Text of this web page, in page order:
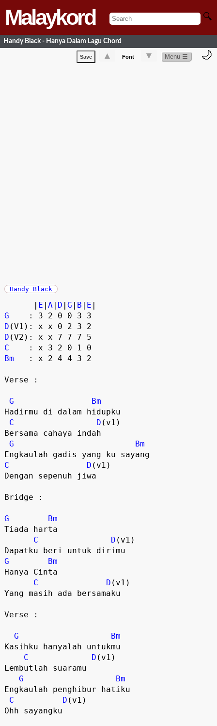
Malaykord 🔍
Handy Black - Hanya Dalam Lagu Chord
Save ▲ Font ▼ Menu ☰ 🌙
Handy Black
| E | A| D | G | B | E |
G : 3 2 0 0 3 3
D (V1): x x 0 2 3 2
D (V2): x x 7 7 7 5
C : x 3 2 0 1 0
Bm : x 2 4 4 3 2
Verse :
G
Bm
Hadirmu di dalam hidupku
C
D (v1)
Bersama cahaya indah
G
Bm
Engkaulah gadis yang ku sayang
C
D (v1)
Dengan sepenuh jiwa
Bridge :
G
Bm
Tiada harta
C
D (v1)
Dapatku beri untuk dirimu
G
Bm
Hanya Cinta
C
D (v1)
Yang masih ada bersamaku
Verse :
G
Bm
Kasihku hanyalah untukmu
C
D (v1)
Lembutlah suaramu
G
Bm
Engkaulah penghibur hatiku
C
D (v1)
Ohh sayangku